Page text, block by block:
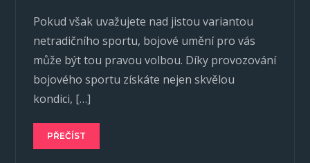
Pokud však uvažujete nad jistou variantou
netradičního sportu, bojové umění pro vás
může být tou pravou volbou. Díky provozování
bojového sportu získáte nejen skvělou
kondici, […]
PŘEČÍST